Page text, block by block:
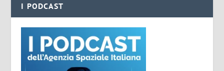
I PODCAST